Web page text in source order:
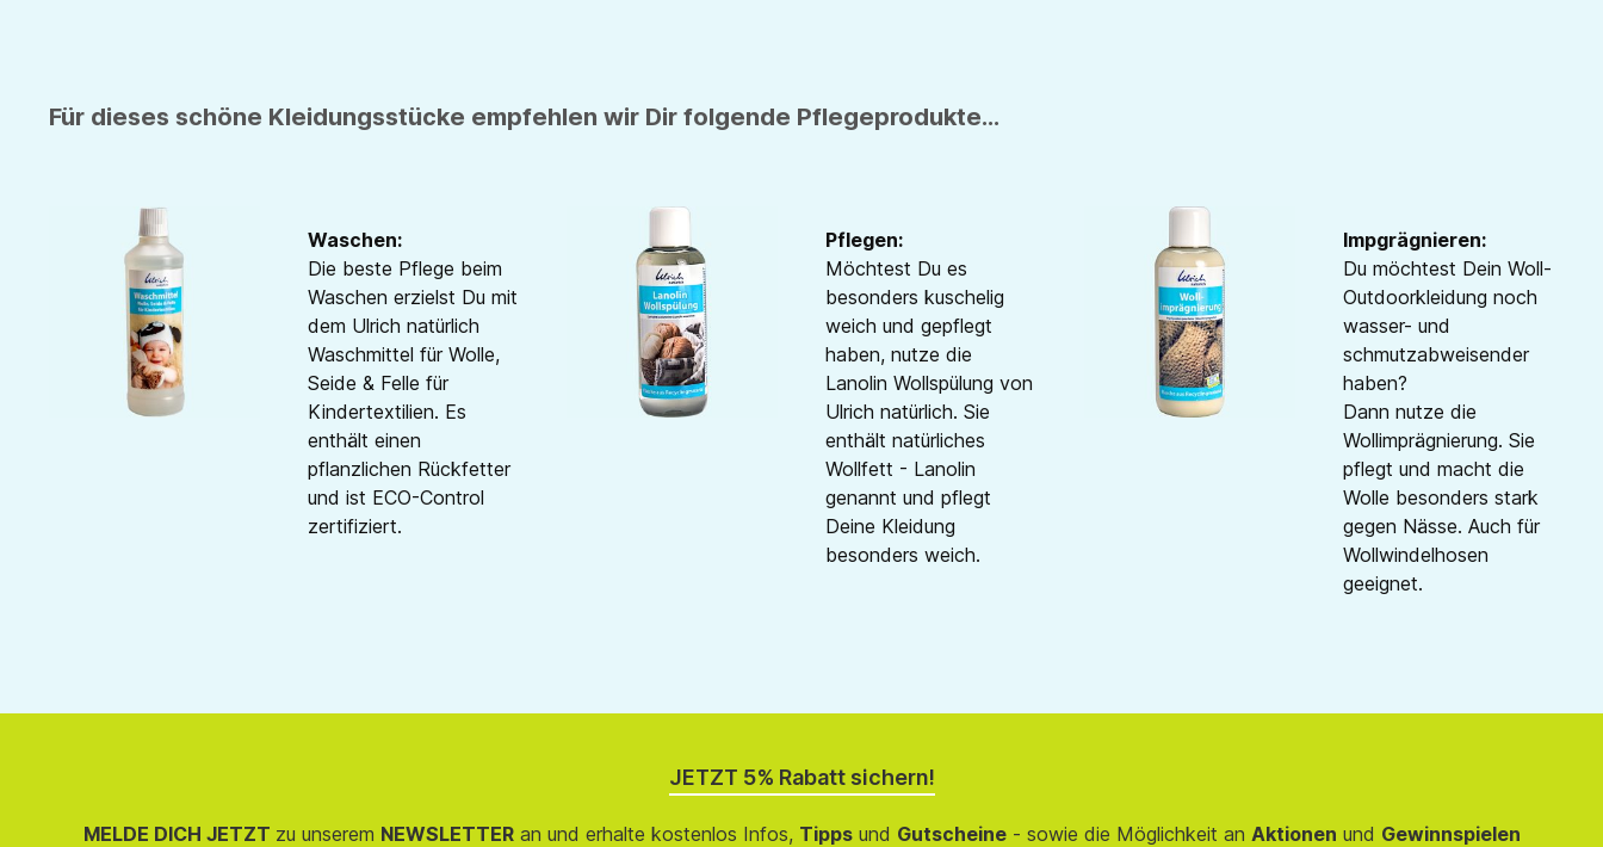
Für dieses schöne Kleidungsstücke empfehlen wir Dir folgende Pflegeprodukte...
Waschen:
Die beste Pflege beim
Waschen erzielst Du mit
dem Ulrich natürlich
Waschmittel für Wolle,
Seide & Felle für
Kindertextilien. Es
enthält einen
pflanzlichen Rückfetter
und ist ECO-Control
zertifiziert.
Pflegen:
Möchtest Du es
besonders kuschelig
weich und gepflegt
haben, nutze die
Lanolin Wollspülung von
Ulrich natürlich. Sie
enthält natürliches
Wollfett - Lanolin
genannt und pflegt
Deine Kleidung
besonders weich.
Impgrägnieren:
Du möchtest Dein Woll-
Outdoorkleidung noch
wasser- und
schmutzabweisender
haben?
Dann nutze die
Wollimprägnierung. Sie
pflegt und macht die
Wolle besonders stark
gegen Nässe. Auch für
Wollwindelhosen
geeignet.
JETZT 5% Rabatt sichern!
MELDE DICH JETZT zu unserem NEWSLETTERan und erhalte kostenlos Infos, Tippsund Gutscheine- sowie die Möglichkeit an Aktionen und Gewinnspielen